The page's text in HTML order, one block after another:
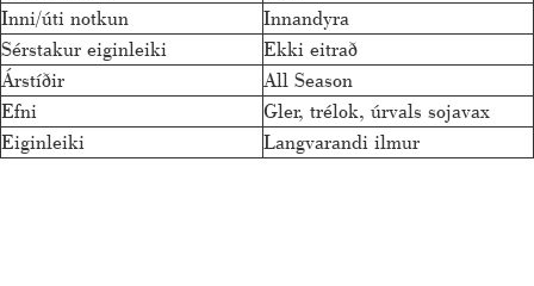
Inni/úti notkun
Innandyra
Sérstakur eiginleiki
Ekki eitrað
Árstíðir
All Season
Efni
Gler, trélok, úrvals sojavax
Eiginleiki
Langvarandi ilmur